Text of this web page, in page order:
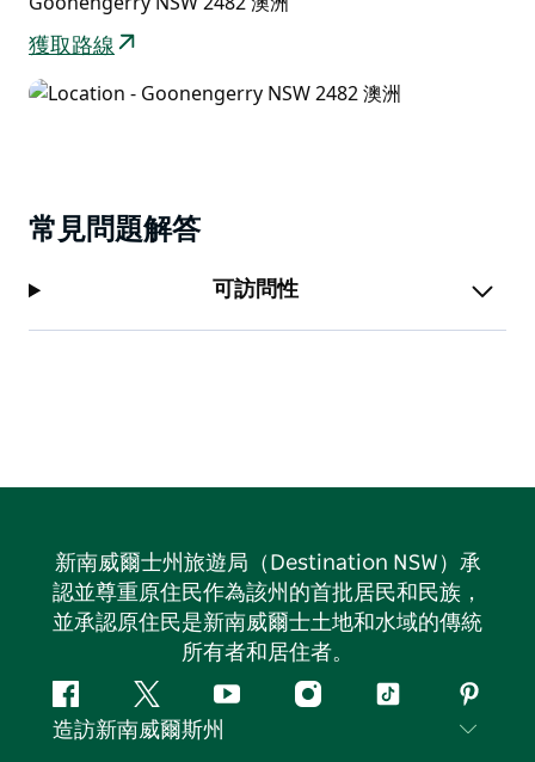
獲取路線
常見問題解答
可訪問性
新南威爾士州旅遊局（Destination NSW）承
認並尊重原住民作為該州的首批居民和民族，
並承認原住民是新南威爾士土地和水域的傳統
所有者和居住者。
Facebook嘰
嘰
Youtube Instagram
抖
造訪新南威爾斯州